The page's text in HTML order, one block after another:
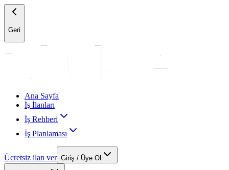
Geri
Ana Sayfa
İş İlanları
İş Rehberi
İş Planlaması
Ücretsiz ilan ver Giriş / Üye Ol